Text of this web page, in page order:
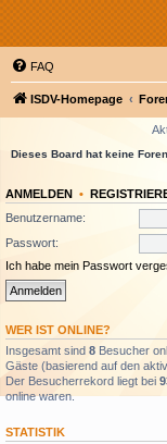
FAQ
ISDV-Homepage
Dieses Board hat keine Foren.
ANMELDEN •
Benutzername:
Passwort:
Ich habe mein Passwort
WER IST ONLINE?
Insgesamt sind 8 Besucher
Gäste (basierend auf den
Der Besucherrekord liegt bei
online waren.
STATISTIK